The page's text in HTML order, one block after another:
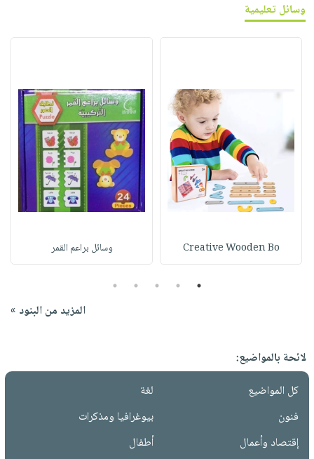
وسائل تعليمية
Creative Wooden Bo وسائل براعم القمر
1
2
3
4
5
المزيد من البنود »
لائحة بالمواضيع:
كل المواضيع
لغة
فنون
بيوغرافيا ومذكرات
إقتصاد وأعمال
أطفال